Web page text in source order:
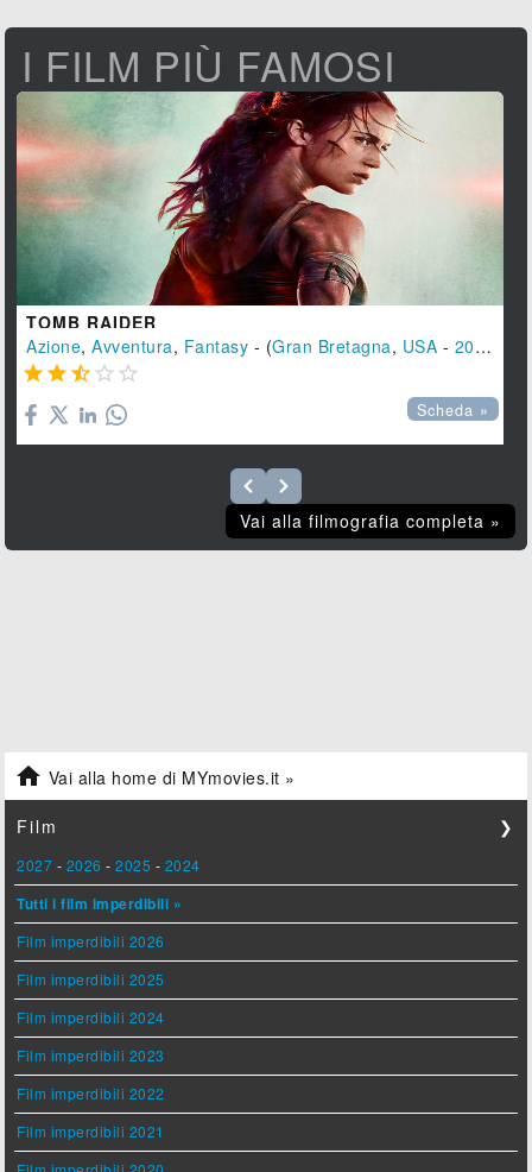
I FILM PIÙ FAMOSI
TOMB RAIDER
Azione,Avventura, Fantasy - (Gran Bretagna, USA - 2018
    
Scheda »
Vai alla filmografia completa »
 Vai alla home di MYmovies.it »
Film ❯
2027 - 2026 -2025 - 2024
Tutti i film imperdibili »
Film imperdibili 2026
Film imperdibili 2025
Film imperdibili 2024
Film imperdibili 2023
Film imperdibili 2022
Film imperdibili 2021